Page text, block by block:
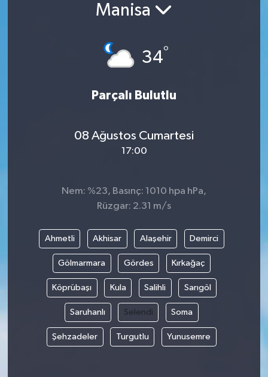
Manisa
34°
Parçalı Bulutlu
08 Ağustos Cumartesi
17:00
Nem: %23, Basınç: 1010 hpa hPa,
Rüzgar: 2.31 m/s
Ahmetli Akhisar Alaşehir Demirci
Gölmarmara Gördes Kırkağaç
Köprübaşı Kula Salihli Sarıgöl
Saruhanlı Selendi Soma
Şehzadeler Turgutlu Yunusemre